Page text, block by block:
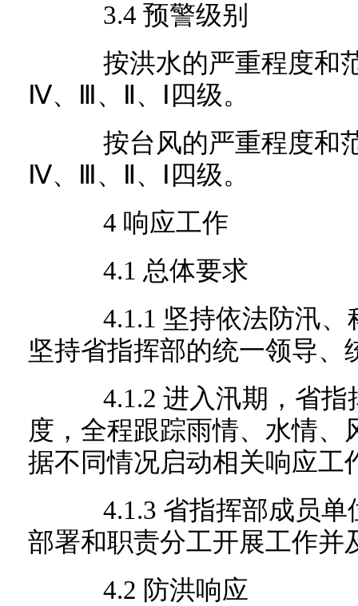
3.4 预警级别
按洪水的严重程度和
Ⅳ、Ⅲ、Ⅱ、Ⅰ四级。
按台风的严重程度和
Ⅳ、Ⅲ、Ⅱ、Ⅰ四级。
4 响应工作
4.1 总体要求
4.1.1 坚持依法防汛、
坚持省指挥部的统一领导、
4.1.2 进入汛期，省指
度，全程跟踪雨情、水情
据不同情况启动相关响应工
4.1.3 省指挥部成员单
部署和职责分工开展工作并
4.2 防洪响应